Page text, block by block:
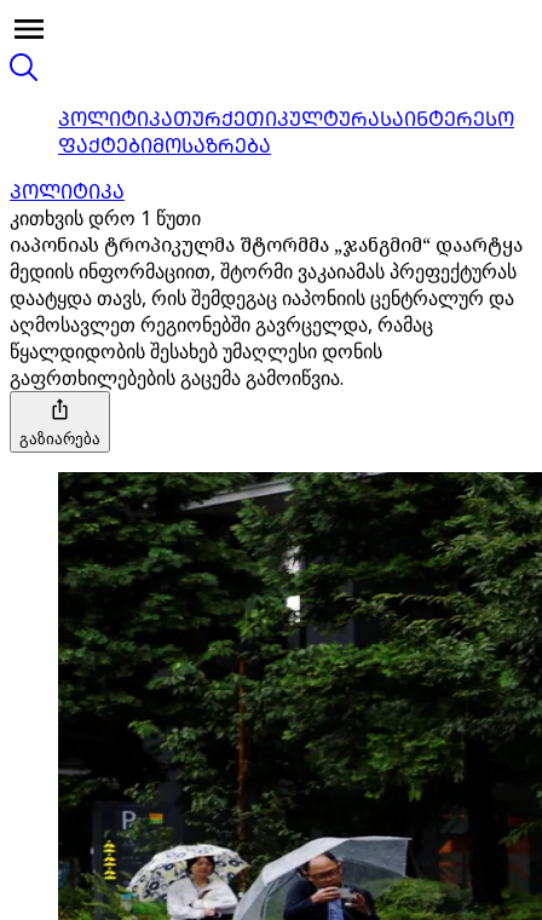
ᲞᲝᲚᲘᲢᲘᲙᲐᲗᲣᲠᲥᲔᲗᲘᲙᲣᲚᲢᲣᲠᲐᲡᲐᲘᲜᲢᲔᲠᲔᲡᲝ
ᲤᲐᲥᲢᲔᲑᲘᲛᲝᲡᲐᲖᲠᲔᲑᲐ
ᲞᲝᲚᲘᲢᲘᲙᲐ
კითხვის დრო 1 წუთი
იაპონიას ტროპიკულმა შტორმმა „ჯანგმიმ“ დაარტყა
მედიის ინფორმაციით, შტორმი ვაკაიამას პრეფექტურას
დაატყდა თავს, რის შემდეგაც იაპონიის ცენტრალურ და
აღმოსავლეთ რეგიონებში გავრცელდა, რამაც
წყალდიდობის შესახებ უმაღლესი დონის
გაფრთხილებების გაცემა გამოიწვია.
გაზიარება